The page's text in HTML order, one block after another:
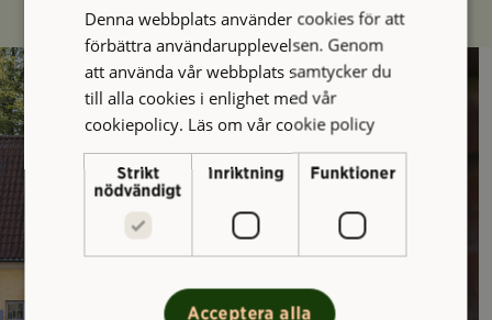
Denna webbplats använder cookies för att
förbättra användarupplevelsen. Genom
att använda vår webbplats samtycker du
till alla cookies i enlighet med vår
cookiepolicy. Läs om vår cookie policy
Strikt
nödvändigt
Inriktning Funktioner
Acceptera alla